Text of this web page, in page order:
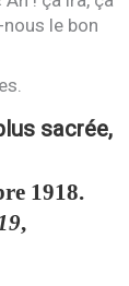
le bon
sacrée,
1918.
,